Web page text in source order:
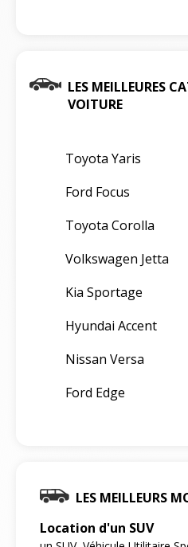
LES MEILLEURES
VOITURE
Toyota Yaris
Ford Focus
Toyota Corolla
Volkswagen Jetta
Kia Sportage
Hyundai Accent
Nissan Versa
Ford Edge
LES MEILLEURS
Location d'un SUV